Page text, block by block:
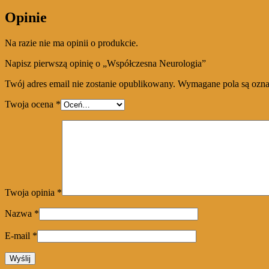
Opinie
Na razie nie ma opinii o produkcie.
Napisz pierwszą opinię o „Współczesna Neurologia”
Twój adres email nie zostanie opublikowany. Wymagane pola są
Twoja ocena *
Twoja opinia *
Nazwa *
E-mail *